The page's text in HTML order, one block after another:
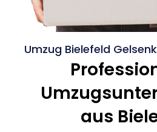
Umzug Bielefeld
aus